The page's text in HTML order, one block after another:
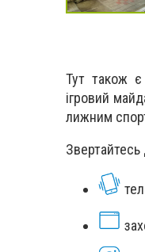
Тут також
ігровий
лижним
Звертайтесь